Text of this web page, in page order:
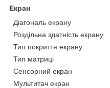
Екран
Діагональ екрану
Роздільна здатність екрану
Тип покриття екрану
Тип матриці
Сенсорний екран
Мультитач екран